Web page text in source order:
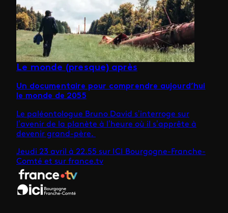
Le monde (presque) après
Un documentaire pour comprendre aujourd’hui
le monde de 2055
Le paléontologue Bruno David s’interroge sur
l’avenir de la planète à l’heure où il s’apprête à
devenir grand-père.
Jeudi 23 avril à 22.55 sur ICI Bourgogne-Franche-
Comté et sur france.tv